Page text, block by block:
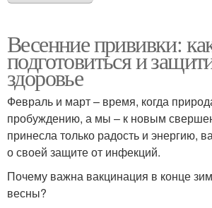
Весенние прививки:
подготовиться и
здоровье
Февраль и март – время, когда
пробуждению, а мы – к новым
принесла только радость и энергию,
о своей защите от инфекций.
Почему важна вакцинация в конце
весны?